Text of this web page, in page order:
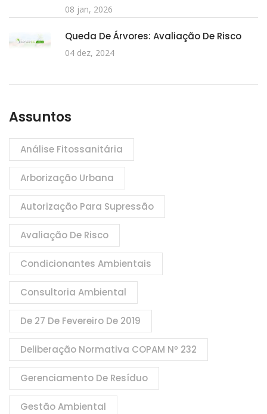
08 jan, 2026
Queda De Árvores: Avaliação De Risco
04 dez, 2024
Assuntos
Análise Fitossanitária
Arborização Urbana
Autorização Para Supressão
Avaliação De Risco
Condicionantes Ambientais
Consultoria Ambiental
De 27 De Fevereiro De 2019
Deliberação Normativa COPAM Nº 232
Gerenciamento De Resíduo
Gestão Ambiental